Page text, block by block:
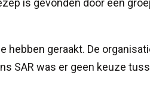
is gevonden door een
hebben geraakt. De
SAR was er geen keuze